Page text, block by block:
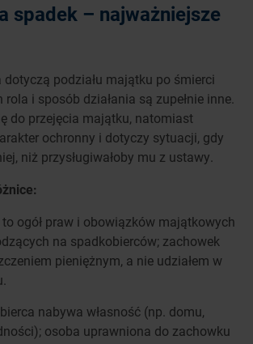
spadek – najważniejsze
dotyczą podziału majątku po śmierci
i sposób działania są zupełnie inne.
do przejęcia majątku, natomiast
ochronny i dotyczy sytuacji, gdy
niż przysługiwałoby mu z ustawy.
to ogół praw i obowiązków majątkowych
na spadkobierców; zachowek
pieniężnym, a nie udziałem w
nabywa własność (np. domu,
osoba uprawniona do zachowku